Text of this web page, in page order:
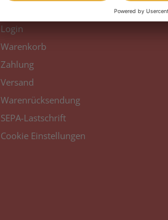
Login
Warenkorb
Zahlung
Versand
Warenrücksendung
SEPA-Lastschrift
Cookie Einstellungen